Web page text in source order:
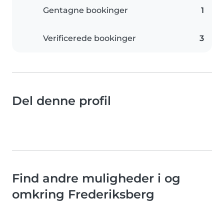
Gentagne bookinger 1
Verificerede bookinger 3
Del denne profil
Find andre muligheder i og
omkring Frederiksberg